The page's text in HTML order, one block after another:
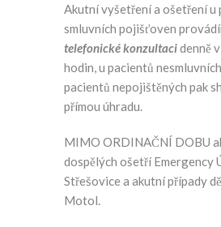
Akutní vyšetření a ošetření u
smluvních pojišťoven
telefonické konzultacidenně
hodin, u pacientů
pacientů nepojištěných pak
přímou úhradu.
MIMO ORDINAČNÍ DOBU
dospělých ošetří Emergency
Střešovice a akutní případy
Motol.